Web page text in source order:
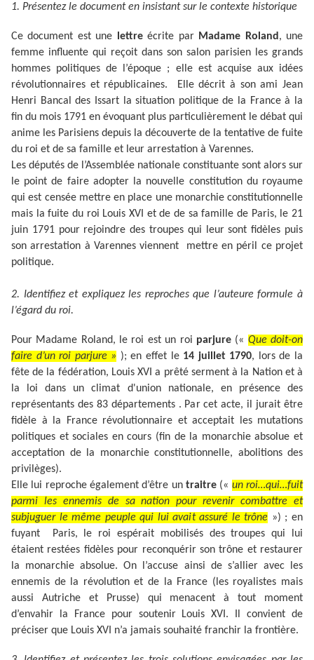
1. Présentez le document en insistant sur le contexte historique
Ce document est une lettreécrite par Madame Roland , une
femme influente qui reçoit dans son salon parisien les grands
hommes politiques de l’époque ; elle est acquise aux idées
révolutionnaires et républicaines. Elle décrit à son ami Jean
Henri Bancal des Issart la situation politique de la France à la
fin du mois 1791 en évoquant plus particulièrement le débat qui
anime les Parisiens depuis la découverte de la tentative de fuite
du roi et de sa famille et leur arrestation à Varennes.
Les députés de l’Assemblée nationale constituante sont alors sur
le point de faire adopter la nouvelle constitution du royaume
qui est censée mettre en place une monarchie constitutionnelle
mais la fuite du roi Louis XVI et de de sa famille de Paris, le 21
juin 1791 pour rejoindre des troupes qui leur sont fidèles puis
son arrestation à Varennes viennent mettre en péril ce projet
politique.
2. Identifiez et expliquez les reproches que l’auteure formule à
l’égard du roi.
Pour Madame Roland, le roi est un roi parjure(« Que doit-on
faire d’un roi parjure » ); en effet le 14 juillet 1790, lors de la
fête de la fédération, Louis XVI a prêté serment à la Nation et à
la loi dans un climat d'union nationale, en présence des
représentants des 83 départements . Par cet acte, il jurait être
fidèle à la France révolutionnaire et acceptait les mutations
politiques et sociales en cours (fin de la monarchie absolue et
acceptation de la monarchie constitutionnelle, abolitions des
privilèges).
Elle lui reproche également d’être un traitre (« un roi…qui…fuit
parmi les ennemis de sa nation pour revenir combattre et
subjuguer le même peuple qui lui avait assuré le trône ») ; en
fuyant Paris, le roi espérait mobilisés des troupes qui lui
étaient restées fidèles pour reconquérir son trône et restaurer
la monarchie absolue. On l’accuse ainsi de s’allier avec les
ennemis de la révolution et de la France (les royalistes mais
aussi Autriche et Prusse) qui menacent à tout moment
d’envahir la France pour soutenir Louis XVI. Il convient de
préciser que Louis XVI n’a jamais souhaité franchir la frontière.